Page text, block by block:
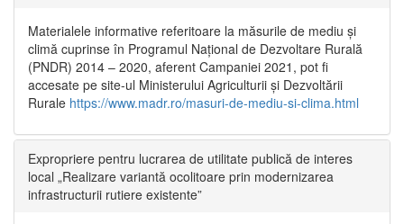
Materialele informative referitoare la măsurile de mediu și
climă cuprinse în Programul Național de Dezvoltare Rurală
(PNDR) 2014 – 2020, aferent Campaniei 2021, pot fi
accesate pe site-ul Ministerului Agriculturii și Dezvoltării
Rurale https://www.madr.ro/masuri-de-mediu-si-clima.html
Expropriere pentru lucrarea de utilitate publică de interes
local „Realizare variantă ocolitoare prin modernizarea
infrastructurii rutiere existente”